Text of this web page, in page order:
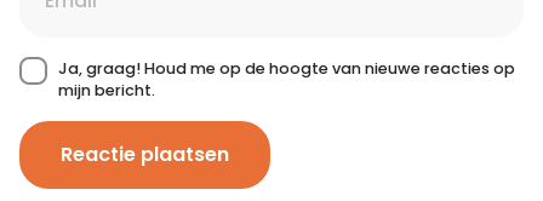
Ja, graag! Houd me op de hoogte van nieuwe reacties op
mijn bericht.
Reactie plaatsen